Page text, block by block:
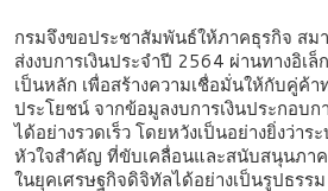
กรมจึงขอประชาสัมพันธ์ให้ภาคธุรกิจ สม
ส่งงบการเงินประจำปี 2564 ผ่านทางอิเ
เป็นหลัก เพื่อสร้างความเชื่อมั่นให้กับคู่ค้า
ประโยชน์ จากข้อมูลงบการเงินประกอบก
ได้อย่างรวดเร็ว โดยหวังเป็นอย่างยิ่งว่าร
หัวใจสำคัญ ที่ขับเคลื่อนและสนับสนุนภาค
ในยุคเศรษฐกิจดิจิทัลได้อย่างเป็นรูปธรรม